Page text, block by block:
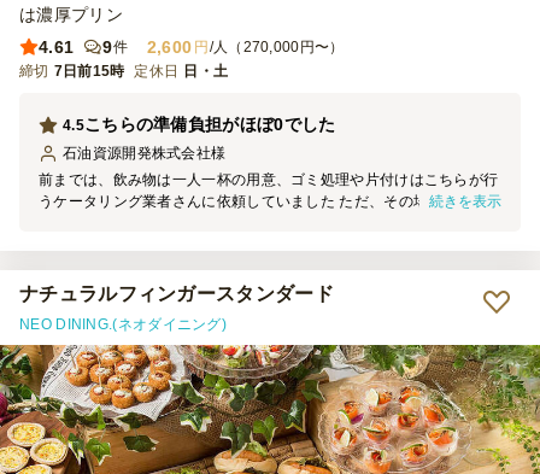
は濃厚プリン
4.61
9件 2,600 円 /人（270,000円〜）
締切 7日前15時 定休日 日・土
こちらの準備負担がほぼ0でした
4.5
石油資源開発株式会社様
前までは、飲み物は一人一杯の用意、ゴミ処理や片付けはこちらが行
うケータリング業者さんに依頼していました ただ、その場合、別途
今回のNEO DINING.(ネオダイニング)さんは、常駐して飲み物をお出
ししてくれたり、ケータリングでのゴミは持ち帰っていただけたり
と、一度飲み会が始まれば、こちらの負担はほとんどありませんでし
た 一点だけ希望を言うと、お食事を5人分少なくしたのもあります
が、それでもちょっとお食事が少なかったかなという印象でした た
だ全体的に美味しかったので、量より質を重視しているのだと思いま
した また飲み会の機会があれば積極的にお願いしたいです どうぞよ
ろしくお願い致します
続きを表示
ナチュラルフィンガースタンダード
NEO DINING.(ネオダイニング)